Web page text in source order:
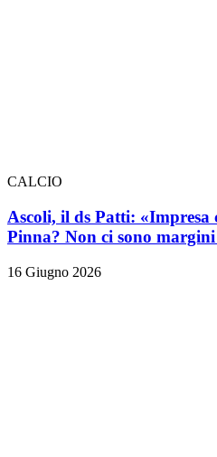
CALCIO
Ascoli, il ds Patti: «Impresa
Pinna? Non ci sono
16 Giugno 2026